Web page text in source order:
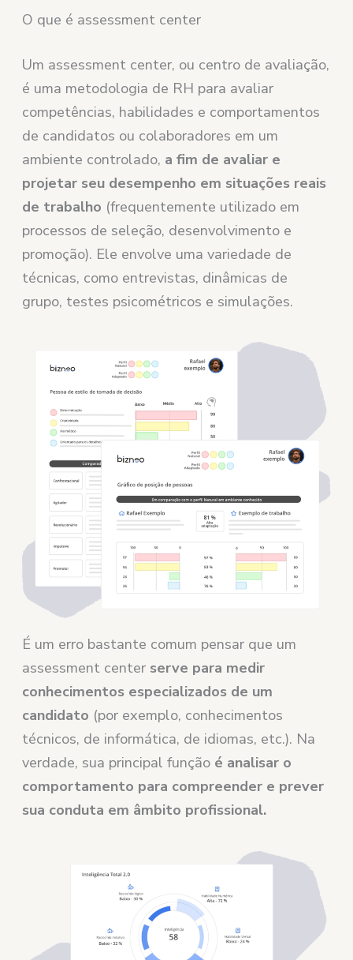
O que é assessment center
Um assessment center, ou centro de avaliação,
é uma metodologia de RH para avaliar
competências, habilidades e comportamentos
de candidatos ou colaboradores em um
ambiente controlado, a fim de avaliar e
projetar seu desempenho em situações reais
de trabalho (frequentemente utilizado em
processos de seleção, desenvolvimento e
promoção). Ele envolve uma variedade de
técnicas, como entrevistas, dinâmicas de
grupo, testes psicométricos e simulações.
É um erro bastante comum pensar que um
assessment center serve para medir
conhecimentos especializados de um
candidato (por exemplo, conhecimentos
técnicos, de informática, de idiomas, etc.). Na
verdade, sua principal função é analisar o
comportamento para compreender e prever
sua conduta em âmbito profissional.